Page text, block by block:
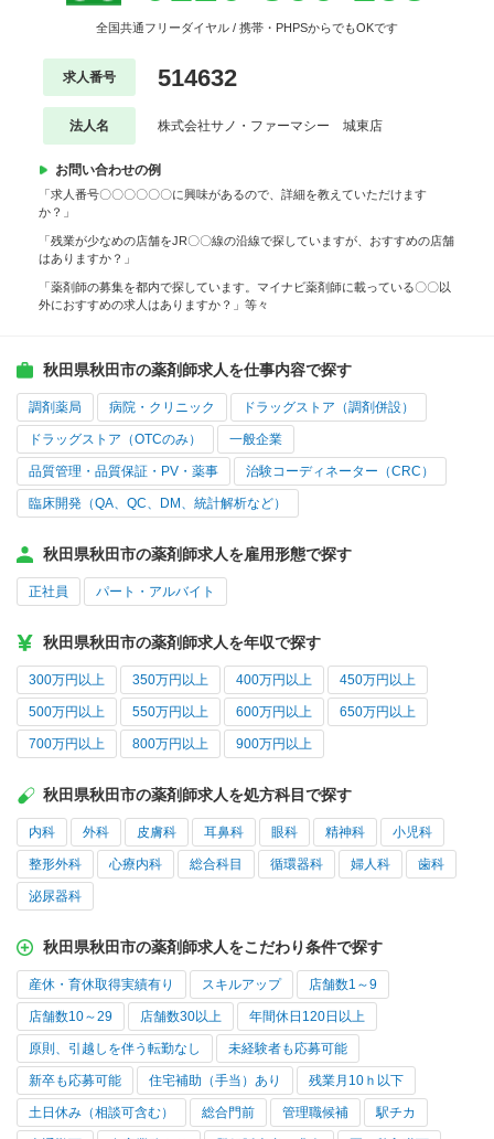
全国共通フリーダイヤル / 携帯・PHPSからでもOKです
求人番号 514632
法人名 株式会社サノ・ファーマシー 城東店
お問い合わせの例
「求人番号〇〇〇〇〇〇に興味があるので、詳細を教えていただけます
か？」
「残業が少なめの店舗をJR〇〇線の沿線で探していますが、おすすめの店舗
はありますか？」
「薬剤師の募集を都内で探しています。マイナビ薬剤師に載っている〇〇以
外におすすめの求人はありますか？」等々
秋田県秋田市の薬剤師求人を仕事内容で探す
調剤薬局 病院・クリニック ドラッグストア（調剤併設）
ドラッグストア（OTCのみ） 一般企業
品質管理・品質保証・PV・薬事 治験コーディネーター（CRC）
臨床開発（QA、QC、DM、統計解析など）
秋田県秋田市の薬剤師求人を雇用形態で探す
正社員 パート・アルバイト
秋田県秋田市の薬剤師求人を年収で探す
300万円以上 350万円以上 400万円以上 450万円以上
500万円以上 550万円以上 600万円以上 650万円以上
700万円以上 800万円以上 900万円以上
秋田県秋田市の薬剤師求人を処方科目で探す
内科 外科 皮膚科 耳鼻科 眼科 精神科 小児科
整形外科 心療内科 総合科目 循環器科 婦人科 歯科
泌尿器科
秋田県秋田市の薬剤師求人をこだわり条件で探す
産休・育休取得実績有り スキルアップ 店舗数1～9
店舗数10～29 店舗数30以上 年間休日120日以上
原則、引越しを伴う転勤なし 未経験者も応募可能
新卒も応募可能 住宅補助（手当）あり 残業月10ｈ以下
土日休み（相談可含む） 総合門前 管理職候補 駅チカ